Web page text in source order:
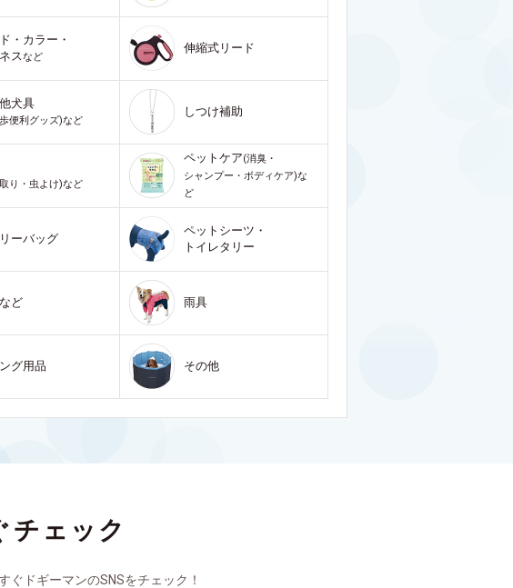
・カラー・
スなど
伸縮式リード
犬具
便利グッズ)など
しつけ補助
り・虫よけ)など
ペットケア(消臭・
シャンプー・ボディケア)な
ど
ーバッグ
ペットシーツ・
トイレタリー
ど 雨具
グ用品 その他
チェック
ドギーマンのSNSをチェック！